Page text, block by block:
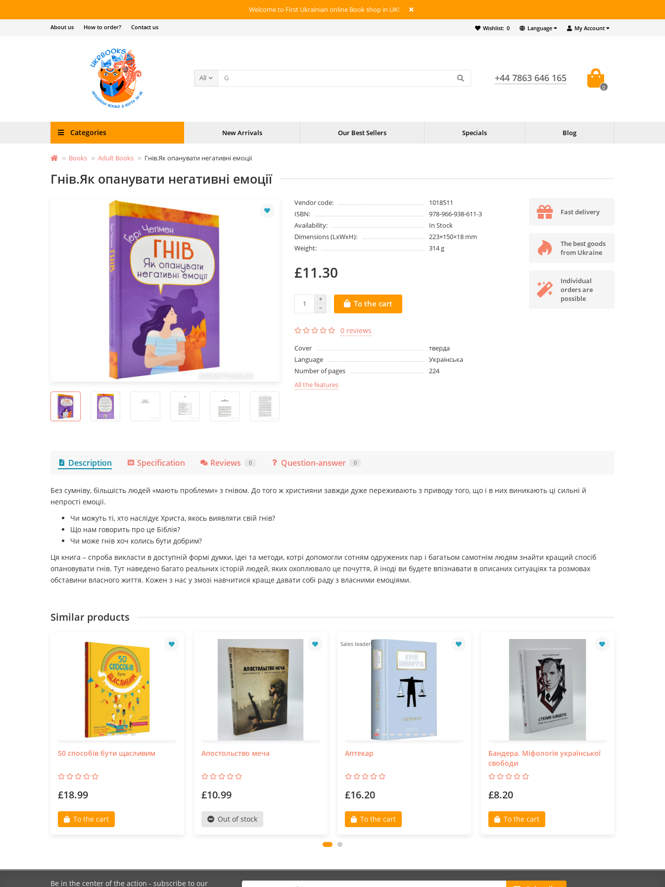
Welcome to First Ukrainian online Book shop in UK!
My Account
Language
Wishlist: 0
About us How to order? Contact us
All +44 7863 646 165
0
Categories New Arrivals Our Best Sellers Specials Blog
Books Adult Books Гнів.Як опанувати негативні емоції
Гнів.Як опанувати негативні емоції
Vendor code:
1018511
ISBN:
978-966-938-611-3
Availability:
In Stock
Dimensions (LxWxH):
223×150×18 mm
Weight:
314 g
£11.30
To the cart
0 reviews
Cover
тверда
Language
Українська
Number of pages
224
All the features
Fast delivery
The best goods
from Ukraine
Individual
orders are
possible
Description Specification Reviews 0 Question-answer 0
Без сумніву, більшість людей «мають проблеми» з гнівом. До того ж християни завжди дуже переживають з приводу того, що і в них виникають ці сильні й
непрості емоції.
Чи можуть ті, хто наслідує Христа, якось виявляти свій гнів?
Що нам говорить про це Біблія?
Чи може гнів хоч колись бути добрим?
Ця книга – спроба викласти в доступній формі думки, ідеї та методи, котрі допомогли сотням одружених пар і багатьом самотнім людям знайти кращий спосіб
опановувати гнів. Тут наведено багато реальних історій людей, яких охоплювало це почуття, й іноді ви будете впізнавати в описаних ситуаціях та розмовах
обставини власного життя. Кожен з нас у змозі навчитися краще давати собі раду з власними емоціями.
Similar products
50 способів бути щасливим
£18.99
To the cart
Апостольство меча
£10.99
Out of stock
Sales leader!
Аптекар
£16.20
To the cart
Бандера. Міфологія української
свободи
£8.20
To the cart
Be in the center of the action - subscribe to our